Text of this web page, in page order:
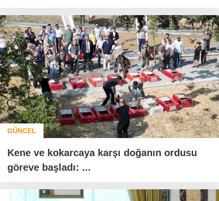
GÜNCEL
Kene ve kokarcaya karşı doğanın ordusu
göreve başladı: ...